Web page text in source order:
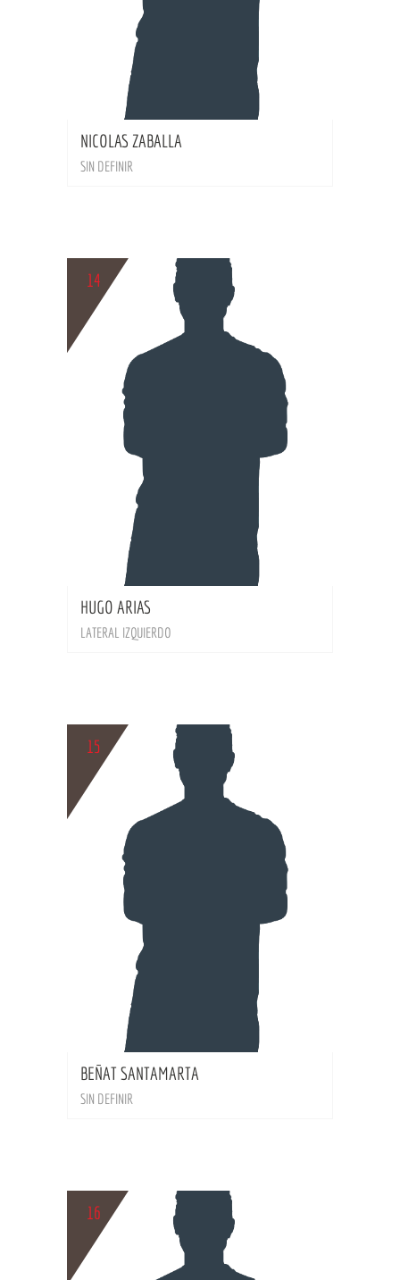
NICOLAS ZABALLA
SIN DEFINIR
14
HUGO ARIAS
LATERAL IZQUIERDO
15
BEÑAT SANTAMARTA
SIN DEFINIR
16